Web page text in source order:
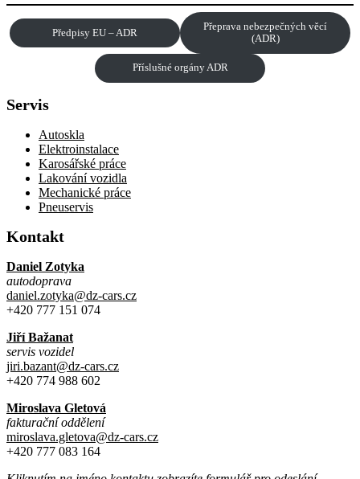
Předpisy EU – ADR
Přeprava nebezpečných věcí
(ADR)
Příslušné orgány ADR
Servis
Autoskla
Elektroinstalace
Karosářské práce
Lakování vozidla
Mechanické práce
Pneuservis
Kontakt
Daniel Zotyka
autodoprava
daniel.zotyka@dz-cars.cz
+420 777 151 074
Jiří Bažanat
servis vozidel
jiri.bazant@dz-cars.cz
+420 774 988 602
Miroslava Gletová
fakturační oddělení
miroslava.gletova@dz-cars.cz
+420 777 083 164